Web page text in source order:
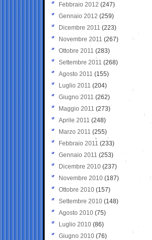
Febbraio 2012 (247)
Gennaio 2012 (259)
Dicembre 2011 (223)
Novembre 2011 (267)
Ottobre 2011 (283)
Settembre 2011 (268)
Agosto 2011 (155)
Luglio 2011 (204)
Giugno 2011 (262)
Maggio 2011 (273)
Aprile 2011 (248)
Marzo 2011 (255)
Febbraio 2011 (233)
Gennaio 2011 (253)
Dicembre 2010 (237)
Novembre 2010 (187)
Ottobre 2010 (157)
Settembre 2010 (148)
Agosto 2010 (75)
Luglio 2010 (86)
Giugno 2010 (76)